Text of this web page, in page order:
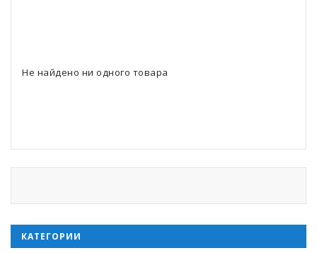
Не найдено ни одного товара
КАТЕГОРИИ